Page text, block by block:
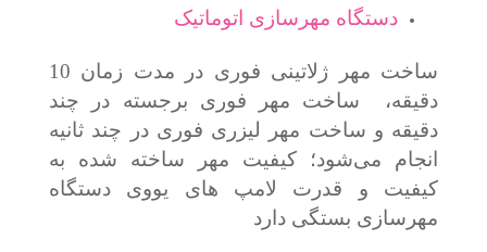
دستگاه مهرسازی اتوماتیک
ساخت مهر ژلاتینی فوری در مدت زمان 10
دقیقه، ساخت مهر فوری برجسته در چند
دقیقه و ساخت مهر لیزری فوری در چند ثانیه
انجام می‌شود؛ کیفیت مهر ساخته شده به
کیفیت و قدرت لامپ های یووی دستگاه
مهرسازی بستگی دارد